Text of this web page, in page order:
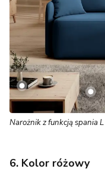
Narożnik z funkcją spania L
6. Kolor różowy